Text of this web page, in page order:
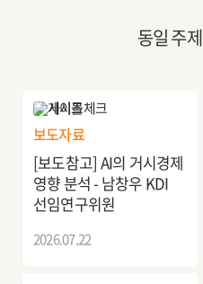
동일 주
보도자료
[보도참고] AI의 거시경제
영향 분석 - 남창우 KDI
선임연구위원
2026.07.22